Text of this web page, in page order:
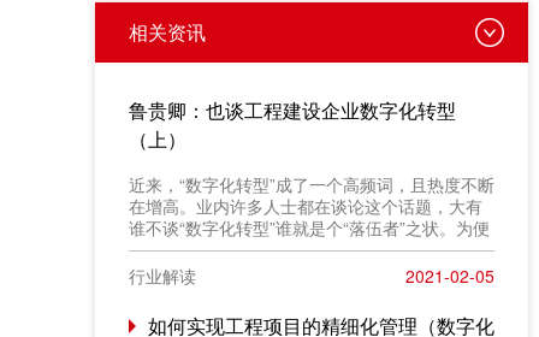
相关资讯
鲁贵卿：也谈工程建设企业数字化转型
（上）
近来，“数字化转型”成了一个高频词，且热度不断
在增高。业内许多人士都在谈论这个话题，大有
谁不谈“数字化转型”谁就是个“落伍者”之状。为便
于在相同语境下讨论问题，今天我也凑个热闹，
以“数字化转型”为题，谈一点粗浅认识，就教于同
行。
行业解读 2021-02-05
如何实现工程项目的精细化管理（数字化